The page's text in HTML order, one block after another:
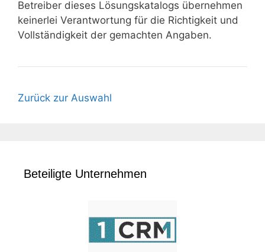
Betreiber dieses Lösungskatalogs übernehmen
keinerlei Verantwortung für die Richtigkeit und
Vollständigkeit der gemachten Angaben.
Zurück zur Auswahl
Beteiligte Unternehmen